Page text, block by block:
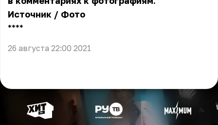
Источник / Фото
** **
26 августа 22:00 2021